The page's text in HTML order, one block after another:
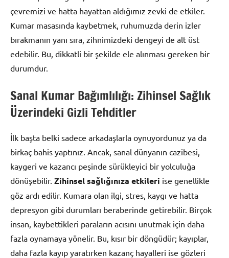
çevremizi ve hatta hayattan aldığımız zevki de etkiler.
Kumar masasında kaybetmek, ruhumuzda derin izler
bırakmanın yanı sıra, zihnimizdeki dengeyi de alt üst
edebilir. Bu, dikkatli bir şekilde ele alınması gereken bir
durumdur.
Sanal Kumar Bağımlılığı: Zihinsel Sağlık
Üzerindeki Gizli Tehditler
İlk başta belki sadece arkadaşlarla oynuyordunuz ya da
birkaç bahis yaptınız. Ancak, sanal dünyanın cazibesi,
kaygeri ve kazancı peşinde sürükleyici bir yolculuğa
dönüşebilir. Zihinsel sağlığınıza etkileri ise genellikle
göz ardı edilir. Kumara olan ilgi, stres, kaygı ve hatta
depresyon gibi durumları beraberinde getirebilir. Birçok
insan, kaybettikleri paraların acısını unutmak için daha
fazla oynamaya yönelir. Bu, kısır bir döngüdür; kayıplar,
daha fazla kayıp yaratırken kazanç hayalleri ise gözleri